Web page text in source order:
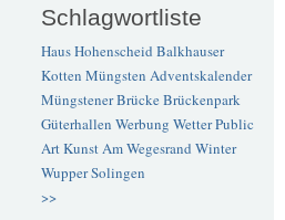
Schlagwortliste
Haus Hohenscheid Balkhauser
Kotten Müngsten Adventskalender
Müngstener BrückeBrückenpark
Güterhallen Werbung WetterPublic
ArtKunstAm Wegesrand Winter
WupperSolingen
>>